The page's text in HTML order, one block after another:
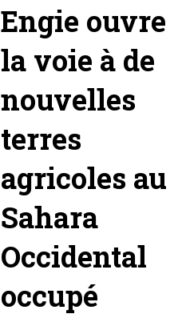
Engie ouvre
la voie à de
nouvelles
terres
agricoles au
Sahara
Occidental
occupé